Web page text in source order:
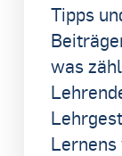
Tipps
was
Lernens